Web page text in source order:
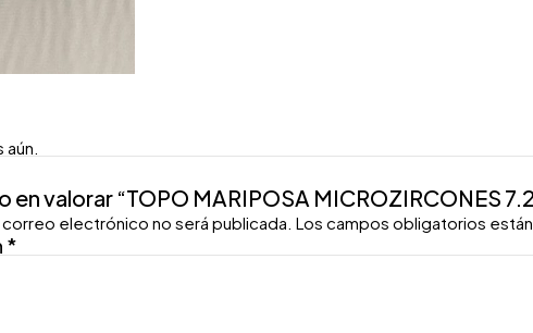
aún.
en valorar “TOPO MARIPOSA MICROZIRCONES
electrónico no será publicada. Los campos obligatorios
*